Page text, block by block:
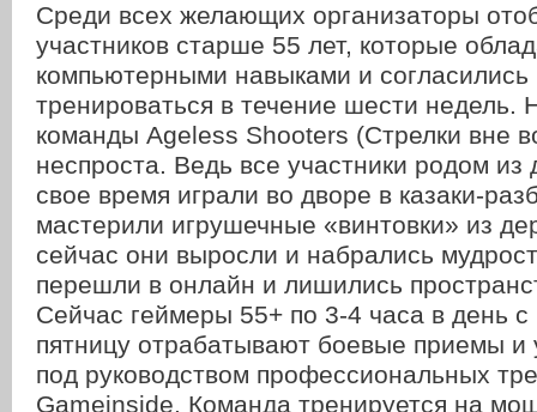
Среди всех желающих организаторы
участников старше 55 лет, которые
компьютерными навыками и согласились
тренироваться в течение шести недель.
команды Ageless Shooters (Стрелки вне
неспроста. Ведь все участники родом из
свое время играли во дворе в казаки-
мастерили игрушечные «винтовки» из
сейчас они выросли и набрались
перешли в онлайн и лишились
Сейчас геймеры 55+ по 3-4 часа в день с
пятницу отрабатывают боевые приемы и
под руководством профессиональных
Gameinside. Команда тренируется на